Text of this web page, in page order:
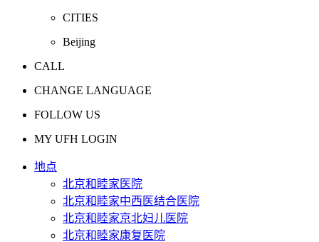
CITIES
Beijing
CALL
CHANGE LANGUAGE
FOLLOW US
MY UFH LOGIN
地点
北京和睦家医院
北京和睦家中西医结合医院
北京和睦家京北妇儿医院
北京和睦家康复医院